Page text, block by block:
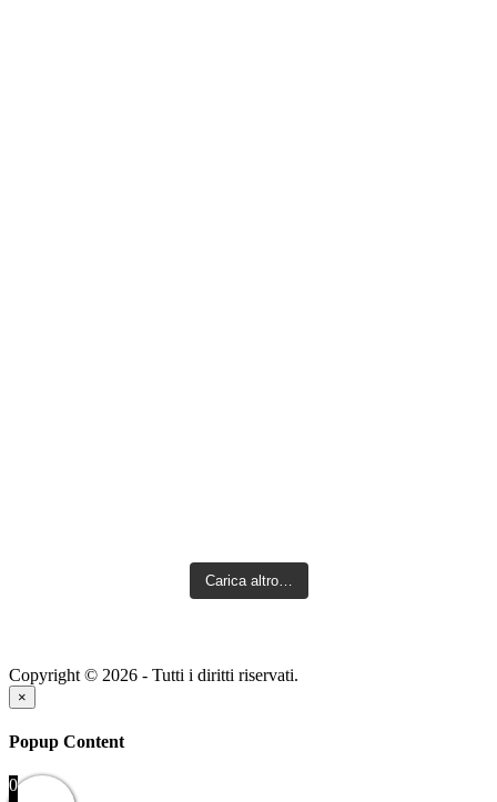
Carica altro…
Copyright © 2026 - Tutti i diritti riservati.
×
Popup Content
0